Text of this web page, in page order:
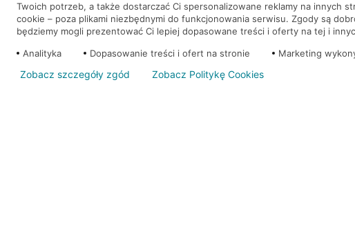
WEŹ KREDYT NOTA PRAWNA
Twoich potrzeb, a także dostarczać Ci spersonalizowane reklamy na innych
cookie – poza plikami niezbędnymi do funkcjonowania serwisu. Zgody są
będziemy mogli prezentować Ci lepiej dopasowane treści i oferty na tej i
Analityka
Dopasowanie treści i ofert na stronie Marketing
Zobacz szczegóły zgód Zobacz Politykę Cookies